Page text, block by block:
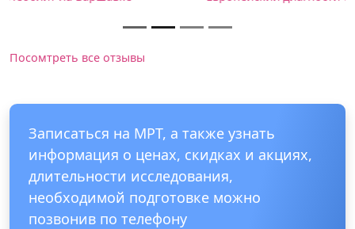
Посомтреть все отзывы
Записаться на МРТ, а также узнать
информация о ценах, скидках и акциях,
длительности исследования,
необходимой подготовке можно
позвонив по телефону